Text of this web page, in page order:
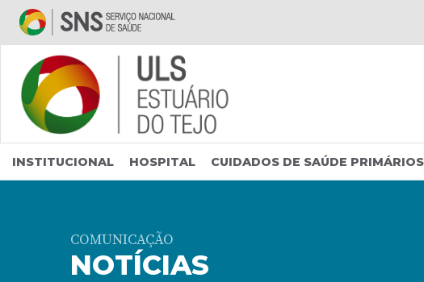
Saltar para conteúdo principal
INSTITUCIONAL HOSPITAL CUIDADOS DE SAÚDE PRIMÁRIOS
COMUNICAÇÃO
NOTÍCIAS